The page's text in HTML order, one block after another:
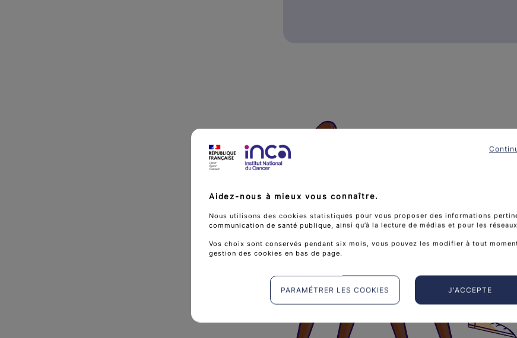
Aidez-nous à mieux vous connaître.
Nous utilisons des cookies statistiques pour vous proposer des informations
communication de santé publique, ainsi qu’à la lecture de médias et pour les
Vos choix sont conservés pendant six mois, vous pouvez les modifier à tout
gestion des cookies en bas de page.
J'ACCEPTE
PARAMÉTRER LES COOKIES